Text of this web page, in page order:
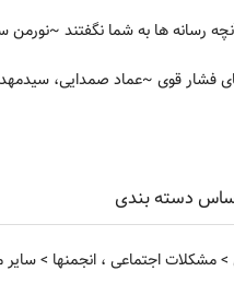
رسانه ها به شما نگفتند ~نورمن
فشار قوی ~عماد صمدایی،
دسته بندی
>مشکلات اجتماعی ، انجمنها >